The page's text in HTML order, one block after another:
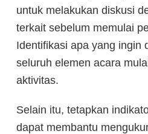
untuk melakukan diskusi
terkait sebelum memulai
Identifikasi apa yang ingin
seluruh elemen acara
aktivitas.
Selain itu, tetapkan
dapat membantu